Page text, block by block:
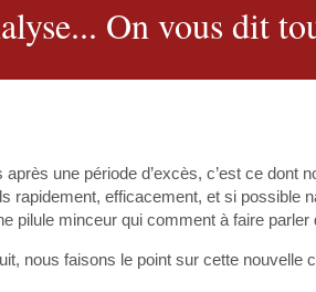
On vous dit
après une période d’excès, c’est ce dont
rapidement, efficacement, et si possible
pilule minceur qui comment à faire parler
nous faisons le point sur cette nouvelle